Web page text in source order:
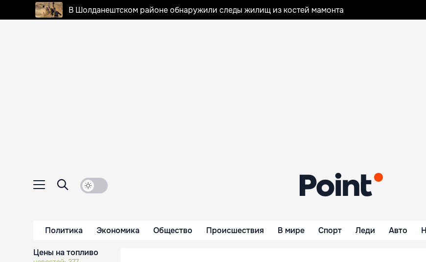
В Шолданештском районе обнаружили следы жилищ из костей мамонта
Политика Экономика Общество Происшествия В мире Спорт Леди Авто
Цены на топливо